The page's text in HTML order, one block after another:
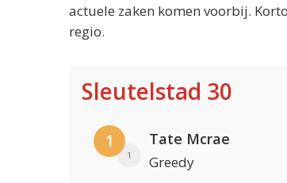
actuele zaken komen voorbij.
regio.
Sleutelstad 30
1
1
Tate Mcrae
Greedy